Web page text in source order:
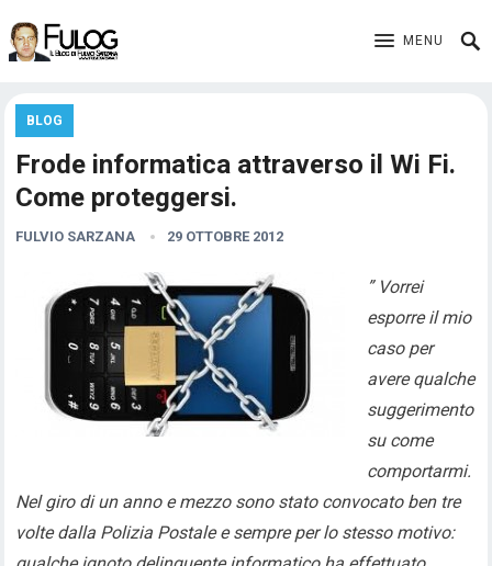
MENU
BLOG
Frode informatica attraverso il Wi Fi.
Come proteggersi.
FULVIO SARZANA 29 OTTOBRE 2012
” Vorrei
esporre il mio
caso per
avere qualche
suggerimento
su come
comportarmi.
Nel giro di un anno e mezzo sono stato convocato ben tre
volte dalla Polizia Postale e sempre per lo stesso motivo: